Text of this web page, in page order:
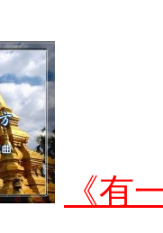
《有